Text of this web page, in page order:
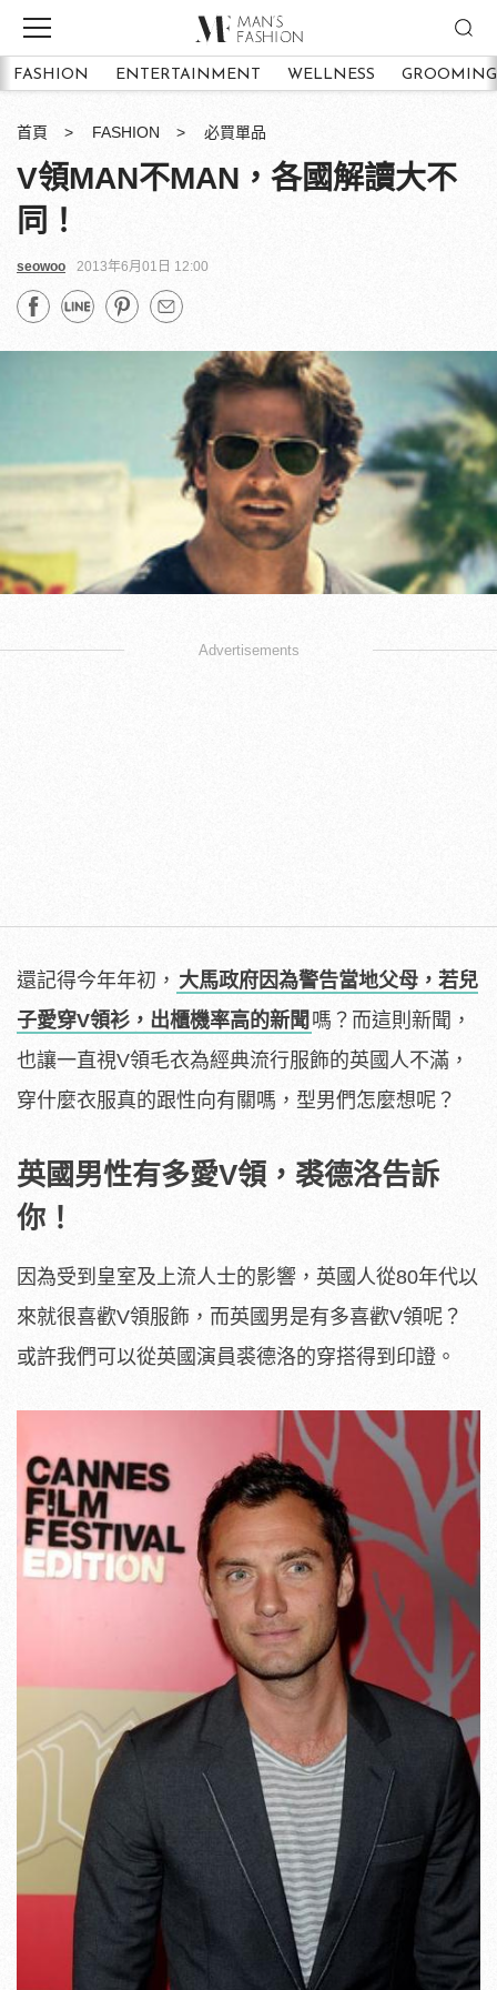
FASHION ENTERTAINMENT WELLNESS GROOMING
首頁 FASHION 必買單品
V領MAN不MAN，各國解讀大不
同！
seowoo 2013年6月01日 12:00
Advertisements
還記得今年年初， 大馬政府因為警告當地父母，若兒
子愛穿V領衫，出櫃機率高的新聞 嗎？而這則新聞，
也讓一直視V領毛衣為經典流行服飾的英國人不滿，
穿什麼衣服真的跟性向有關嗎，型男們怎麼想呢？
英國男性有多愛V領，裘德洛告訴
你！
因為受到皇室及上流人士的影響，英國人從80年代以
來就很喜歡V領服飾，而英國男是有多喜歡V領呢？
或許我們可以從英國演員裘德洛的穿搭得到印證。